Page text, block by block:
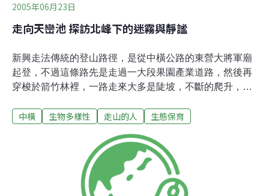
2005年06月23日
走向天巒池 探訪北峰下的迷霧與靜謐
新興走法傳統的登山路徑，是從中橫公路的東營大將軍廟
起登，不過這條路先是走過一大段果園產業道路，然後再
穿梭於箭竹林裡，一路走來大多是陡坡，不斷的爬升，較
改由合歡北峰過反射版後的叉路口而下，除了步道緩緩的
鵑秀，輕鬆又一舉數得。出發前，山下天氣很好，在埔里
夜市吃宵夜時，還暗自得意著這回總算出運，不再每次上
山都遇到雨，就連夜宿合歡山莊前廣場也是滿空星斗，點
點繁星。清晨的合歡山區，寧靜得讓人感到舒適，連白翼
中橫 生物多樣性 走山的人 生態保育